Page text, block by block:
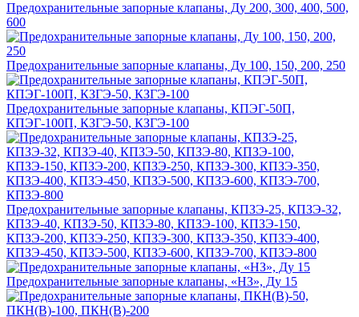
Предохранительные запорные клапаны, Ду 200, 300, 400, 500,
600
Предохранительные запорные клапаны, Ду 100, 150, 200, 250
Предохранительные запорные клапаны, КПЭГ-50П,
КПЭГ-100П, КЗГЭ-50, КЗГЭ-100
Предохранительные запорные клапаны, КПЗЭ-25, КПЗЭ-32,
КПЗЭ-40, КПЗЭ-50, КПЗЭ-80, КПЗЭ-100, КПЗЭ-150,
КПЗЭ-200, КПЗЭ-250, КПЗЭ-300, КПЗЭ-350, КПЗЭ-400,
КПЗЭ-450, КПЗЭ-500, КПЗЭ-600, КПЗЭ-700, КПЗЭ-800
Предохранительные запорные клапаны, «НЗ», Ду 15